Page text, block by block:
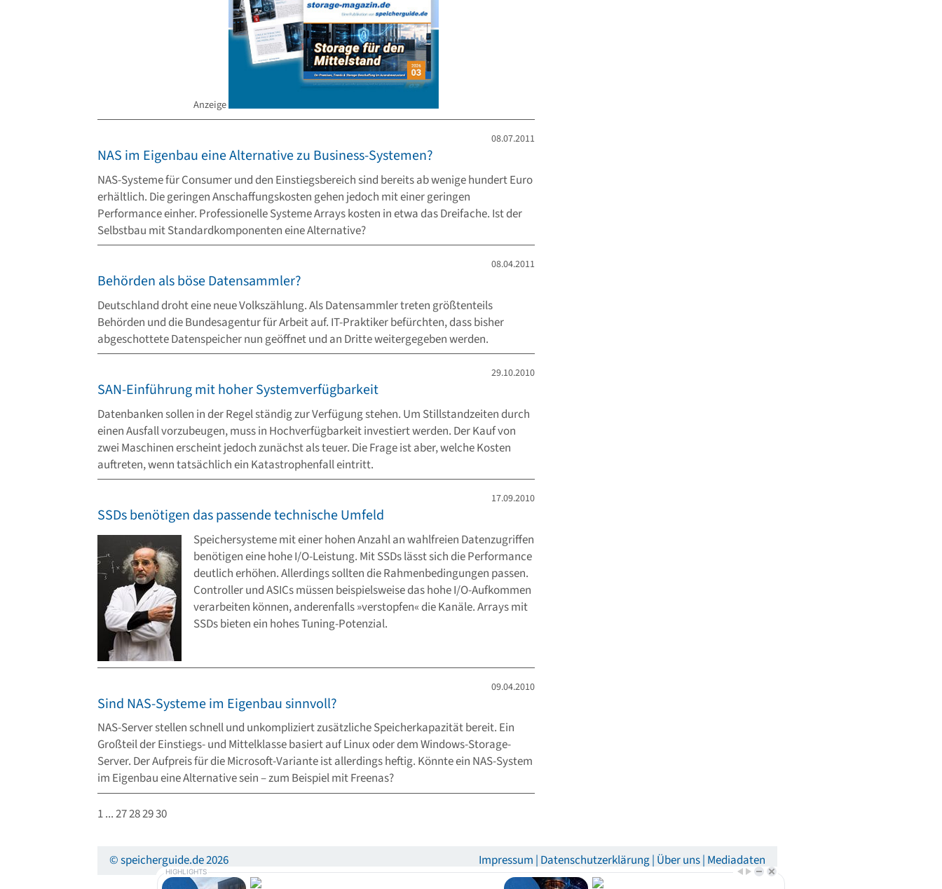
Anzeige
08.07.2011
NAS im Eigenbau eine Alternative zu Business-Systemen?
NAS-Systeme für Consumer und den Einstiegsbereich sind bereits ab wenige hundert Euro
erhältlich. Die geringen Anschaffungskosten gehen jedoch mit einer geringen
Performance einher. Professionelle Systeme Arrays kosten in etwa das Dreifache. Ist der
Selbstbau mit Standardkomponenten eine Alternative?
08.04.2011
Behörden als böse Datensammler?
Deutschland droht eine neue Volkszählung. Als Datensammler treten größtenteils
Behörden und die Bundesagentur für Arbeit auf. IT-Praktiker befürchten, dass bisher
abgeschottete Datenspeicher nun geöffnet und an Dritte weitergegeben werden.
29.10.2010
SAN-Einführung mit hoher Systemverfügbarkeit
Datenbanken sollen in der Regel ständig zur Verfügung stehen. Um Stillstandzeiten durch
einen Ausfall vorzubeugen, muss in Hochverfügbarkeit investiert werden. Der Kauf von
zwei Maschinen erscheint jedoch zunächst als teuer. Die Frage ist aber, welche Kosten
auftreten, wenn tatsächlich ein Katastrophenfall eintritt.
17.09.2010
SSDs benötigen das passende technische Umfeld
Speichersysteme mit einer hohen Anzahl an wahlfreien Datenzugriffen
benötigen eine hohe I/O-Leistung. Mit SSDs lässt sich die Performance
deutlich erhöhen. Allerdings sollten die Rahmenbedingungen passen.
Controller und ASICs müssen beispielsweise das hohe I/O-Aufkommen
verarbeiten können, anderenfalls »verstopfen« die Kanäle. Arrays mit
SSDs bieten ein hohes Tuning-Potenzial.
09.04.2010
Sind NAS-Systeme im Eigenbau sinnvoll?
NAS-Server stellen schnell und unkompliziert zusätzliche Speicherkapazität bereit. Ein
Großteil der Einstiegs- und Mittelklasse basiert auf Linux oder dem Windows-Storage-
Server. Der Aufpreis für die Microsoft-Variante ist allerdings heftig. Könnte ein NAS-System
im Eigenbau eine Alternative sein – zum Beispiel mit Freenas?
1...27282930
© speicherguide.de 2026 Impressum Datenschutzerklärung Über uns Mediadaten